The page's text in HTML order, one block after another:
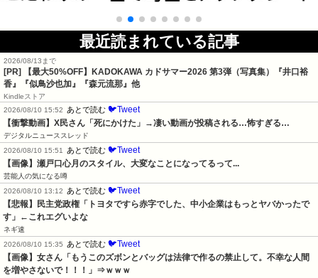
最近読まれている記事
2026/08/13まで
[PR]
【最大50%OFF】KADOKAWA カドサマー2026 第3弾（写真集）『井口裕
香』『似鳥沙也加』『森元流那』他
Kindleストア
2026/08/10 15:52
あとで読む 🐦Tweet
【衝撃動画】X民さん「死にかけた」→凄い動画が投稿される…怖すぎる…
デジタルニューススレッド
2026/08/10 15:51
あとで読む 🐦Tweet
【画像】瀬戸口心月のスタイル、大変なことになってるって...
芸能人の気になる噂
2026/08/10 13:12
あとで読む 🐦Tweet
【悲報】民主党政権「トヨタですら赤字でした、中小企業はもっとヤバかったで
す」←これエグいよな
ネギ速
2026/08/10 15:35
あとで読む 🐦Tweet
【画像】女さん「もうこのズボンとバッグは法律で作るの禁止して。不幸な人間
を増やさないで！！！」⇒ｗｗｗ